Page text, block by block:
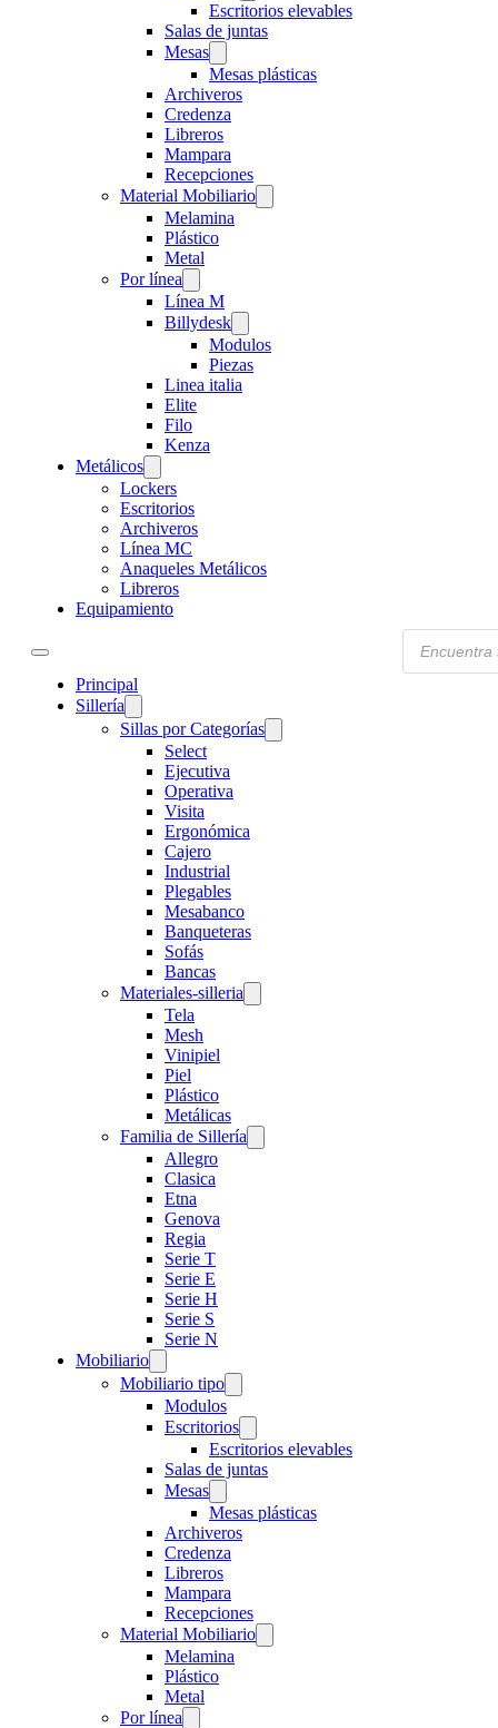
Escritorios elevables
Salas de juntas
Mesas
Mesas plásticas
Archiveros
Credenza
Libreros
Mampara
Recepciones
Material Mobiliario
Melamina
Plástico
Metal
Por línea
Línea M
Billydesk
Modulos
Piezas
Linea italia
Elite
Filo
Kenza
Metálicos
Lockers
Escritorios
Archiveros
Línea MC
Anaqueles Metálicos
Libreros
Equipamiento
Principal
Sillería
Sillas por Categorías
Select
Ejecutiva
Operativa
Visita
Ergonómica
Cajero
Industrial
Plegables
Mesabanco
Banqueteras
Sofás
Bancas
Materiales-silleria
Tela
Mesh
Vinipiel
Piel
Plástico
Metálicas
Familia de Sillería
Allegro
Clasica
Etna
Genova
Regia
Serie T
Serie E
Serie H
Serie S
Serie N
Mobiliario
Mobiliario tipo
Modulos
Escritorios
Escritorios elevables
Salas de juntas
Mesas
Mesas plásticas
Archiveros
Credenza
Libreros
Mampara
Recepciones
Material Mobiliario
Melamina
Plástico
Metal
Por línea
Products
search